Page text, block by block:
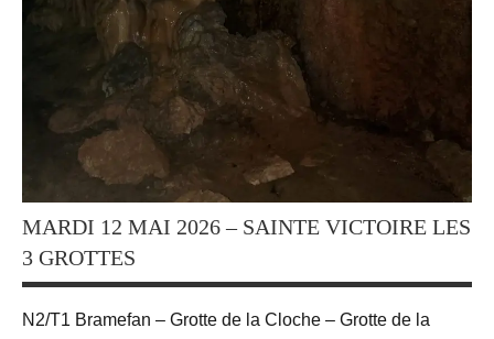
MARDI 12 MAI 2026 – SAINTE VICTOIRE LES
3 GROTTES
N2/T1 Bramefan – Grotte de la Cloche – Grotte de la